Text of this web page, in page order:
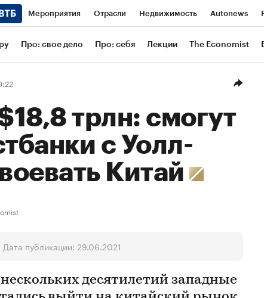
Мероприятия Отрасли Недвижимость Autonews
РБК Life Тренды Визионеры
Про: свое дело Про: себя Лекции The Economist
трлн: смогут
с Уолл-
Китай
публикации: 29.06.2021
десятилетий западные